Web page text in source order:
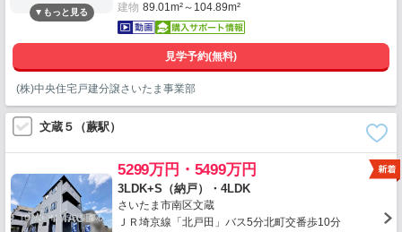
建物 89.01m²～104.89m²
見学予約(無料)
(株)中央住宅戸建分譲さいたま事業部
文蔵５（蕨駅）
5299万円・5499万円
3LDK+S（納戸）・4LDK
さいたま市南区文蔵
ＪＲ埼京線「北戸田」バス5分北町交番歩10分